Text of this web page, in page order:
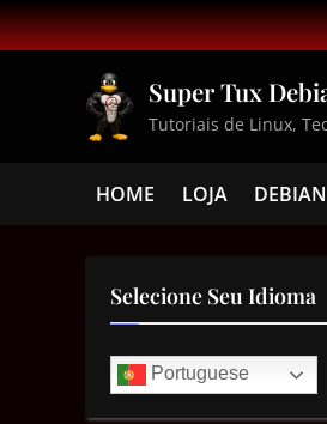
Super Tux
Tutoriais de Linux,
HOME LOJA DEBIAN
Selecione Seu Idioma
Portuguese